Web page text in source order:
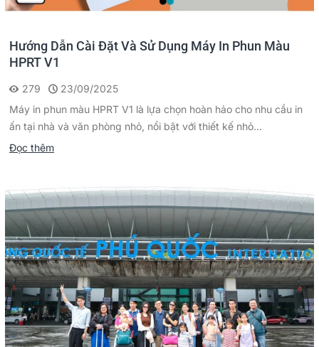
Hướng Dẫn Cài Đặt Và Sử Dụng Máy In Phun Màu
HPRT V1
279
23/09/2025
Máy in phun màu HPRT V1 là lựa chọn hoàn hảo cho nhu cầu in
ấn tại nhà và văn phòng nhỏ, nổi bật với thiết kế nhỏ...
Đọc thêm